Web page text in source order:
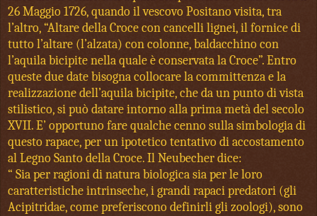
26 Maggio 1726, quando il vescovo Positano visita, tra
l’altro, “Altare della Croce con cancelli lignei, il fornice di
tutto l’altare (l’alzata) con colonne, baldacchino con
l’aquila bicipite nella quale è conservata la Croce”. Entro
queste due date bisogna collocare la committenza e la
realizzazione dell’aquila bicipite, che da un punto di vista
stilistico, si può datare intorno alla prima metà del secolo
XVII. E’ opportuno fare qualche cenno sulla simbologia di
questo rapace, per un ipotetico tentativo di accostamento
al Legno Santo della Croce. Il Neubecher dice:
“ Sia per ragioni di natura biologica sia per le loro
caratteristiche intrinseche, i grandi rapaci predatori (gli
Acipitridae, come preferiscono definirli gli zoologi), sono